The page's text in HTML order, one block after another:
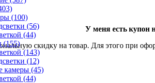
(100)
(56)
(44)
(155)
(143)
(12)
камеры (45)
(44)
У меня есть купон
скидку на товар. Для этого при